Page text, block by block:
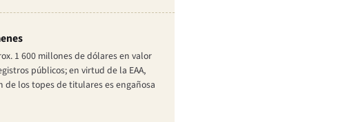
1 600 millones de dólares en valor
públicos; en virtud de la EAA,
de los topes de titulares es engañosa